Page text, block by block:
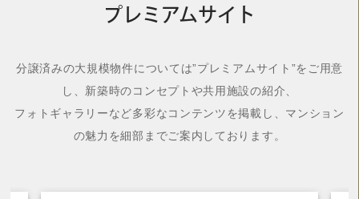
プレミアムサイト
分譲済みの大規模物件については”プレミアムサイト”をご用意
し、新築時のコンセプトや共用施設の紹介、
フォトギャラリーなど多彩なコンテンツを掲載し、マンション
の魅力を細部までご案内しております。